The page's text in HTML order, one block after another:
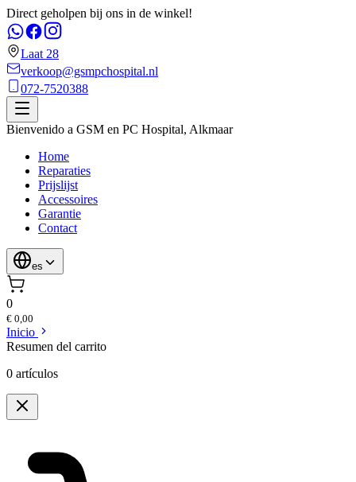
Direct geholpen bij ons in de winkel!
Laat 28
verkoop@gsmpchospital.nl
072-7520388
Bienvenido a GSM en PC Hospital, Alkmaar
Home
Reparaties
Prijslijst
Accessoires
Garantie
Contact
es
0
€ 0,00
Inicio
Resumen del carrito
0 artículos